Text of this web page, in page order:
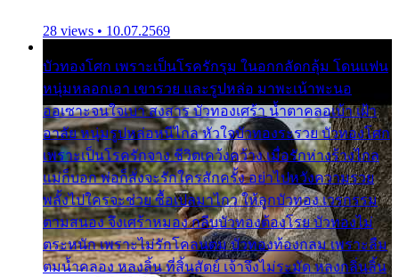
28 views • 10.07.2569
บัวทองโศก เพราะเป็นโรครักรุม ในอกกลัดกลุ้ม โดนแฟน
หนุ่มหลอกเอา เขารวย และรูปหล่อ มาพะเน้าพะนอ
ออเซาะจนใจเบา สงสาร บัวทองเศร้า น้ำตาคลอเบ้า เฝ้า
อาลัย หนุ่มรูปหล่อหนีไกล หัวใจบัวทองระรวย บัวทองโศก
เพราะเป็นโรครักจาง ชีวิตเคว้งคว้าง เมื่อรักห่างร้างไกล
แม่ก็บอก พ่อก็สั่งจะรักใครสักครั้ง อย่าไปหวังความรวย
พลั้งไปใครจะช่วย ซื้อเปลมาไกว ให้ลูกบัวทอง เวรกรรม
ตามสนอง จึงเศร้าหมอง กลีบบัวทองต้องโรย บัวทองไม่
ตระหนัก เพราะไม่รักโคลนตม บัวทองท้องกลม เพราะลืม
ตมน้ำคลอง หลงลิ้น ที่สิ้นสัตย์ เจ้าจึงไม่ระมัด หลงกลิ่นลิ้น